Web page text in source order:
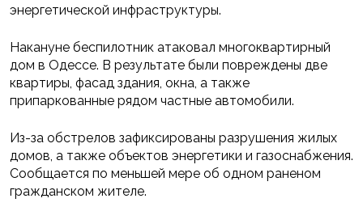
энергетической инфраструктуры.
Накануне беспилотник атаковал многоквартирный
дом в Одессе. В результате были повреждены две
квартиры, фасад здания, окна, а также
припаркованные рядом частные автомобили.
Из-за обстрелов зафиксированы разрушения жилых
домов, а также объектов энергетики и газоснабжения.
Сообщается по меньшей мере об одном раненом
гражданском жителе.